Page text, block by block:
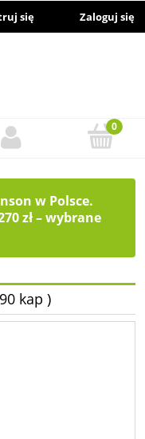
się Zaloguj się
w Polsce.
zł – wybrane
kap )